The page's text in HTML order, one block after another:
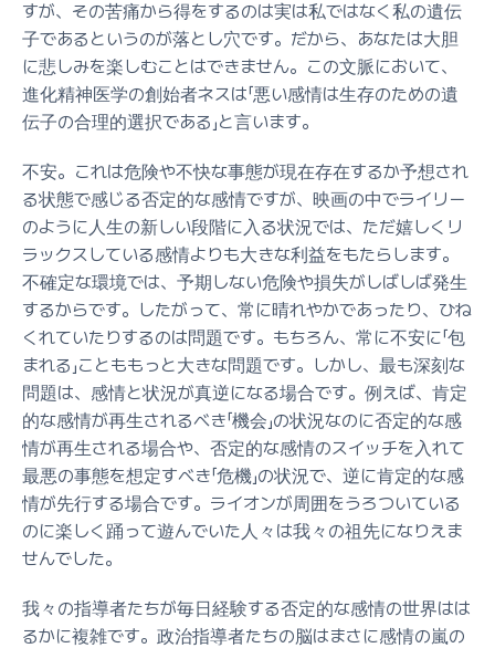
すが、その苦痛から得をするのは実は私ではなく私の遺伝
子であるというのが落とし穴です。だから、あなたは大胆
に悲しみを楽しむことはできません。この文脈において、
進化精神医学の創始者ネスは「悪い感情は生存のための遺
伝子の合理的選択である」と言います。
不安。これは危険や不快な事態が現在存在するか予想され
る状態で感じる否定的な感情ですが、映画の中でライリー
のように人生の新しい段階に入る状況では、ただ嬉しくリ
ラックスしている感情よりも大きな利益をもたらします。
不確定な環境では、予期しない危険や損失がしばしば発生
するからです。したがって、常に晴れやかであったり、ひね
くれていたりするのは問題です。もちろん、常に不安に「包
まれる」ことももっと大きな問題です。しかし、最も深刻な
問題は、感情と状況が真逆になる場合です。例えば、肯定
的な感情が再生されるべき「機会」の状況なのに否定的な感
情が再生される場合や、否定的な感情のスイッチを入れて
最悪の事態を想定すべき「危機」の状況で、逆に肯定的な感
情が先行する場合です。ライオンが周囲をうろついている
のに楽しく踊って遊んでいた人々は我々の祖先になりえま
せんでした。
我々の指導者たちが毎日経験する否定的な感情の世界はは
るかに複雑です。政治指導者たちの脳はまさに感情の嵐の